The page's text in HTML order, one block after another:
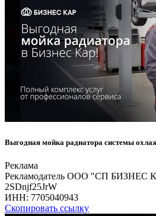
Выгодная мойка радиатора системы
Реклама
Рекламодатель ООО "СП БИЗНЕС
2SDnjf25JrW
ИНН: 7705040943
Скопировать ссылку